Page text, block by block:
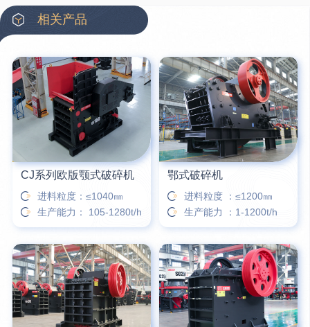
42分钟前 蒋先生留言：硬岩颚式破碎机带不带电机？
3分钟前 王先生留言：水泥厂熟料能破碎吗？推荐用什么机器？
6分钟前 姚女士留言：这款破碎机一小时产能多大？是用电的还是燃油的？
12分钟前 宋先生留言：50吨左右的制砂机大概什么价位？
16分钟前 柳先生留言：洗石英砂全套设备有哪些？
相关产品
CJ系列欧版颚式破碎机
进料粒度：≤1040㎜
生产能力： 105-1280t/h
鄂式破碎机
进料粒度 ：≤1200㎜
生产能力 ：1-1200t/h